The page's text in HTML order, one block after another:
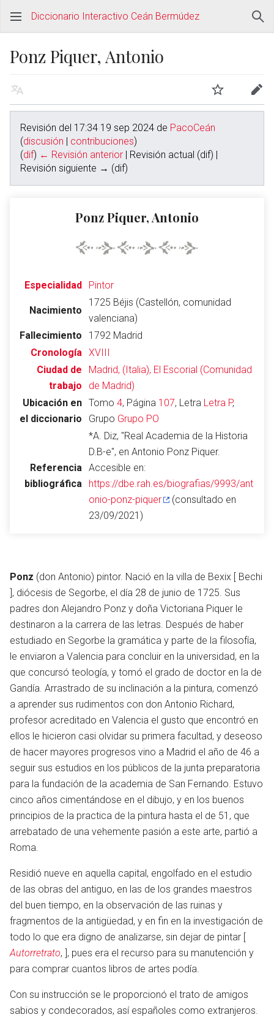
Abrir menú principal
Diccionario Interactivo Ceán Bermúdez
Ponz Piquer, Antonio
Leer
en
Vigilar
Revisión del 17:34 19 sep 2024 de PacoCeán
(discusión | contribuciones)
(dif) ← Revisión anterior | Revisión actual (dif) |
Revisión siguiente → (dif)
Ponz Piquer, Antonio
Especialidad Pintor
Nacimiento
1725 Béjis (Castellón, comunidad
valenciana)
Fallecimiento
1792 Madrid
Cronología XVIII
Ciudad de
trabajo
Madrid, (Italia), El Escorial (Comunidad
de Madrid)
Ubicación en
el diccionario
Tomo 4, Página 107, Letra Letra P,
Grupo Grupo PO
Referencia
bibliográfica
*A. Diz, "Real Academia de la Historia
D.B-e", en Antonio Ponz Piquer.
Accesible en:
https://dbe.rah.es/biografias/9993/ant
onio-ponz-piquer
(consultado en
23/09/2021)
Ponz (don Antonio) pintor. Nació en la villa de Bexix [ Bechi
], diócesis de Segorbe, el día 28 de junio de 1725. Sus
padres don Alejandro Ponz y doña Victoriana Piquer le
destinaron a la carrera de las letras. Después de haber
estudiado en Segorbe la gramática y parte de la filosofía,
le enviaron a Valencia para concluir en la universidad, en la
que concursó teología, y tomó el grado de doctor en la de
Gandía. Arrastrado de su inclinación a la pintura, comenzó
a aprender sus rudimentos con don Antonio Richard,
profesor acreditado en Valencia el gusto que encontró en
ellos le hicieron casi olvidar su primera facultad, y deseoso
de hacer mayores progresos vino a Madrid el año de 46 a
seguir sus estudios en los públicos de la junta preparatoria
para la fundación de la academia de San Fernando. Estuvo
cinco años cimentándose en el dibujo, y en los buenos
principios de la practica de la pintura hasta el de 51, que
arrebatado de una vehemente pasión a este arte, partió a
Roma.
Residió nueve en aquella capital, engolfado en el estudio
de las obras del antiguo, en las de los grandes maestros
del buen tiempo, en la observación de las ruinas y
fragmentos de la antigüedad, y en fin en la investigación de
todo lo que era digno de analizarse, sin dejar de pintar [
Autorretrato, ], pues era el recurso para su manutención y
para comprar cuantos libros de artes podía.
Con su instrucción se le proporcionó el trato de amigos
sabios y condecorados, así españoles como extranjeros.